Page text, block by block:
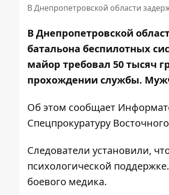
В Днепропетровской области
В Днепропетровской
батальона беспилотных
майор требовал 50 тысяч
прохождении службы.
Об этом сообщает
Спецпрокуратуру
Следователи установили,
психологической
боевого медика.